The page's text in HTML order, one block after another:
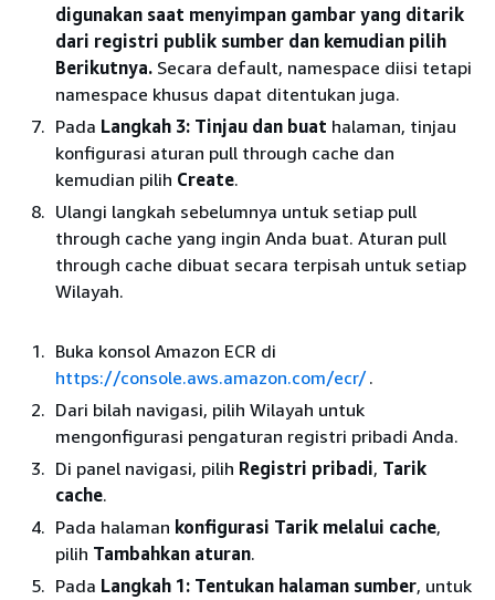
digunakan saat menyimpan gambar yang ditarik
dari registri publik sumber dan kemudian pilih
Berikutnya. Secara default, namespace diisi tetapi
namespace khusus dapat ditentukan juga.
Pada Langkah 3: Tinjau dan buat halaman, tinjau
konfigurasi aturan pull through cache dan
kemudian pilih Create.
Ulangi langkah sebelumnya untuk setiap pull
through cache yang ingin Anda buat. Aturan pull
through cache dibuat secara terpisah untuk setiap
Wilayah.
Buka konsol Amazon ECR di
https://console.aws.amazon.com/ecr/.
Dari bilah navigasi, pilih Wilayah untuk
mengonfigurasi pengaturan registri pribadi Anda.
Di panel navigasi, pilih Registri pribadi, Tarik
cache.
Pada halaman konfigurasi Tarik melalui cache,
pilih Tambahkan aturan.
Pada Langkah 1: Tentukan halaman sumber, untuk